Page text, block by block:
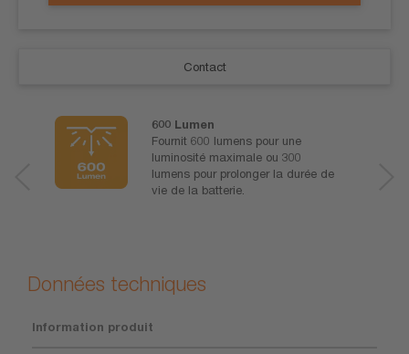
Contact
600 Lumen
Fournit 600 lumens pour une
luminosité maximale ou 300
lumens pour prolonger la durée de
vie de la batterie.
Données techniques
Information produit